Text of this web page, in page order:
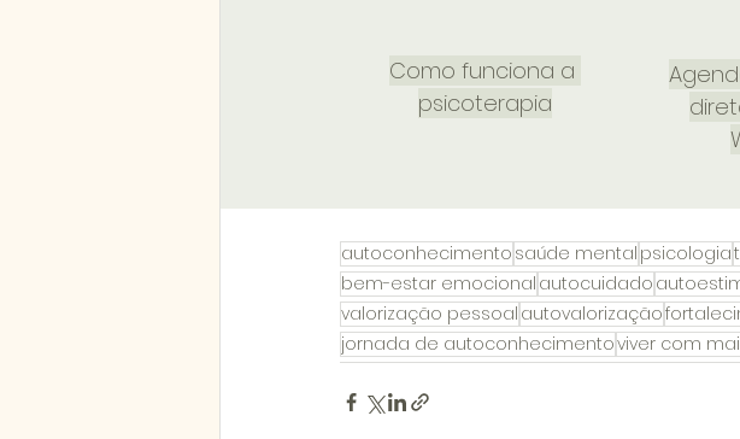
Como funciona a
psicoterapia
autoconhecimento saúde mental psicologia
bem-estar emocional autocuidado
valorização pessoal autovalorização
jornada de autoconhecimentoviver com